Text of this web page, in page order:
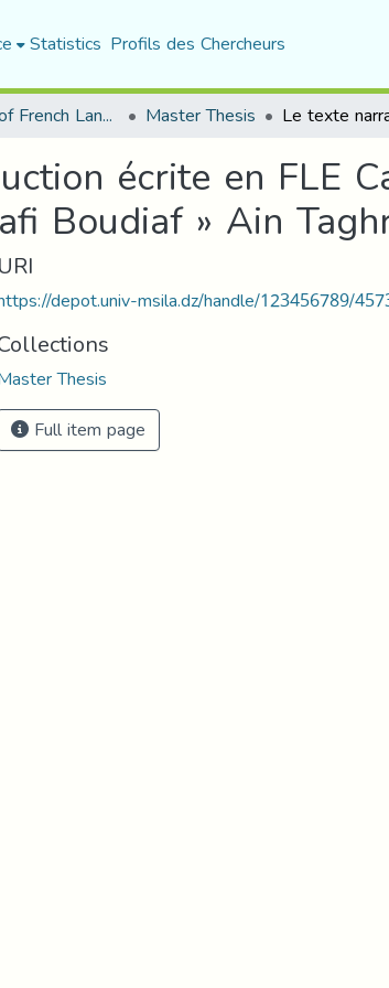
Statistics Profils des Chercheurs
Department of French Language and Literature Master Thesis
écrite en FLE
Boudiaf » Ain
URI
depot.univ-msila.dz/handle/123456789/
Thesis
Full item page